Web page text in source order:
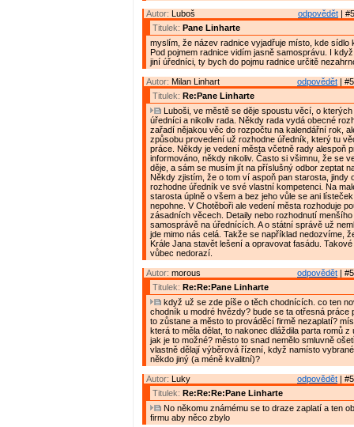
odpovědět |
Autor: Luboš
Titulek: Pane Linharte
myslím, že název radnice vyjadřuje místo, kde sídlo
Pod pojmem radnice vidím jasně samosprávu. I
jiní úředníci, ty bych do pojmu radnice určitě
odpovědět |
Autor: Milan Linhart
Titulek: Re:Pane Linharte
Luboši, ve městě se děje spoustu věcí, o
úředníci a nikoliv rada. Někdy rada vydá obecné
zařadí nějakou věc do rozpočtu na kalendářní rok,
způsobu provedení už rozhodne úředník, který tu
práce. Někdy je vedení města včetně rady alespoň
informováno, někdy nikoliv. Často si všimnu, že se
děje, a sám se musím jít na příslušný odbor zeptat
Někdy zjistím, že o tom ví aspoň pan starosta, jindy
rozhodne úředník ve své vlastní kompetenci. Na
starosta úplně o všem a bez jeho vůle se ani
nepohne. V Chotěboři ale vedení města rozhoduje
zásadních věcech. Detaily nebo rozhodnutí
samosprávě na úřednících. A o státní správě už
jde mimo nás celá. Takže se například nedozvíme,
Krále Jana stavět lešení a opravovat fasádu.
vůbec nedorazí.
odpovědět |
Autor: morous
Titulek: Re:Re:Pane Linharte
když už se zde píše o těch chodnících. co ten
chodník u modré hvězdy? bude se ta otřesná práce
to zůstane a město to prováděcí firmě nezaplatí?
která to měla dělat, to nakonec dláždila parta romů z
jak je to možné? město to snad nemělo smluvně
vlastně dělají výběrová řízení, když namísto
někdo jiný (a méně kvalitní)?
odpovědět |
Autor: Luky
Titulek: Re:Re:Re:Pane Linharte
No někomu známému se to draze zaplatí a ten
firmu aby něco zbylo